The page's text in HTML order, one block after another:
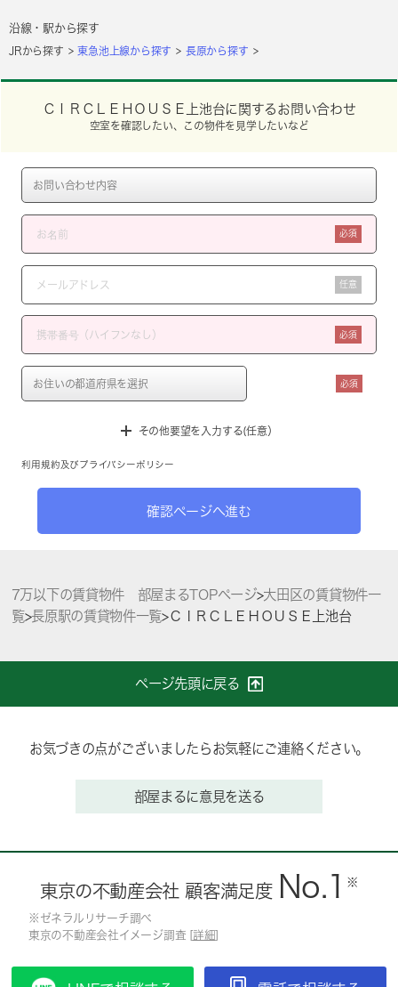
沿線・駅から探す
JRから探す 東急池上線から探す 長原から探す
ＣＩＲＣＬＥＨＯＵＳＥ上池台に関するお問い合わせ
空室を確認したい、この物件を見学したいなど
必須
任意
必須
必須
その他要望を入力する(任意）
利用規約 及び プライバシーポリシー
確認ページへ進む
7万以下の賃貸物件 部屋まるTOPページ>大田区の賃貸物件一
覧>長原駅の賃貸物件一覧>ＣＩＲＣＬＥＨＯＵＳＥ上池台
ページ先頭に戻る
お気づきの点がございましたらお気軽にご連絡ください。
部屋まるに意見を送る
東京の不動産会社 顧客満足度 No.1 ※
※ゼネラルリサーチ調べ
東京の不動産会社イメージ調査 [詳細]